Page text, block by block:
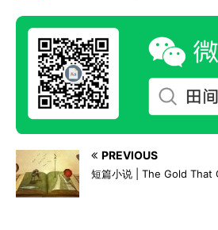
PREVIOUS
短篇小说 | The Gold That